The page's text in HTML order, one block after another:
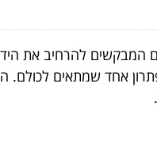
המבקשים להרחיב את
אחד שמתאים לכולם.